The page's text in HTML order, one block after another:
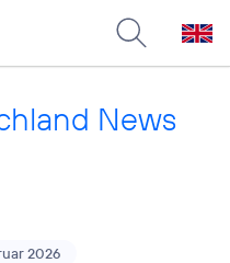
News
2026